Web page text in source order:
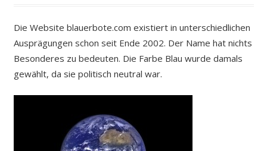
Die Website blauerbote.com existiert in unterschiedlichen
Ausprägungen schon seit Ende 2002. Der Name hat nichts
Besonderes zu bedeuten. Die Farbe Blau wurde damals
gewählt, da sie politisch neutral war.